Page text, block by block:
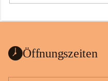
e
a
Öffnungszeiten